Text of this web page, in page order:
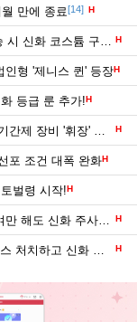
3
5
만에 종료[14] H
신화 장신구 등장! 공성전 3회 우승 시 신화 코스튬 구매 가능 H
인형 '제니스 퀸' 등장H
등급 룬 추가!H
이번 주 토벌 대상은 린드비오르! 기간제 장비 '휘장' 등장 H
포 조건 대폭 완화H
벌령 시작!H
토너먼트로 진행하는 '공성전', 참여만 해도 신화 주사위 확정 획득! H
신규 PvE 콘텐츠 '토벌령', 근본 보스 처치하고 신화 장비 파밍하자 H